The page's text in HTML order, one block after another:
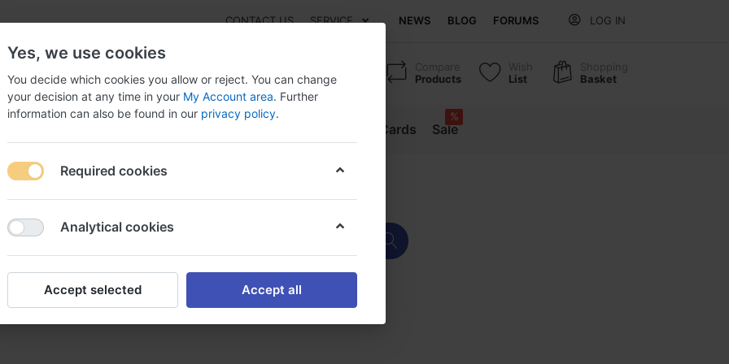
CONTACT US SERVICE NEWS BLOG FORUMS LOG IN
Compare
Products
Wish
List
Shopping
Basket
NEW
Gift Cards Sale
%
acheter acheter amoxil en ligne
amoxil en ligne
Yes, we use cookies
You decide which cookies you allow or reject. You can change
your decision at any time in your My Account area. Further
information can also be found in our privacy policy.
Required cookies
Analytical cookies
Accept selected Accept all